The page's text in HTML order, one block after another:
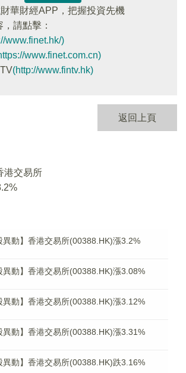
華財經APP，把握投資先機
請點擊：
www.finet.hk/)
www.finet.com.cn)
(http://www.fintv.hk)
返回上頁
港交易所
異動】香港交易所(00388.HK)漲3.2%
異動】香港交易所(00388.HK)漲3.08%
異動】香港交易所(00388.HK)漲3.12%
異動】香港交易所(00388.HK)漲3.31%
異動】香港交易所(00388.HK)跌3.16%